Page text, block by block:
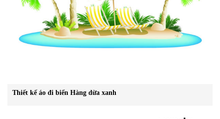
Thiết kế áo đi biển Hàng dừa xanh